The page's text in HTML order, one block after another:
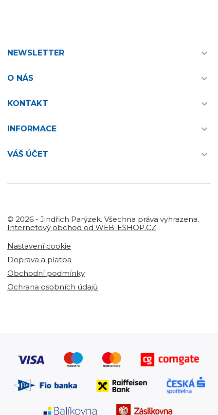
NEWSLETTER 
O NÁS 
KONTAKT 
INFORMACE 
VÁŠ ÚČET 
© 2026 - Jindřich Parýzek. Všechna práva vyhrazena.
Internetový obchod od WEB-ESHOP.CZ
Nastavení cookie
Doprava a platba
Obchodní podmínky
Ochrana osobních údajů